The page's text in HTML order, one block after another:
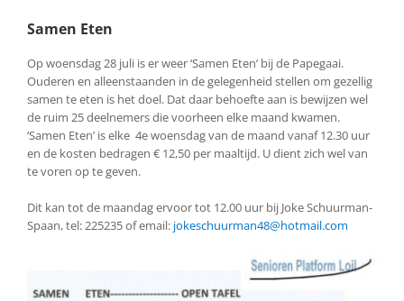
Samen Eten
Op woensdag 28 juli is er weer ‘Samen Eten’ bij de Papegaai.
Ouderen en alleenstaanden in de gelegenheid stellen om gezellig
samen te eten is het doel. Dat daar behoefte aan is bewijzen wel
de ruim 25 deelnemers die voorheen elke maand kwamen.
‘Samen Eten’ is elke 4e woensdag van de maand vanaf 12.30 uur
en de kosten bedragen € 12,50 per maaltijd. U dient zich wel van
te voren op te geven.
Dit kan tot de maandag ervoor tot 12.00 uur bij Joke Schuurman-
Spaan, tel: 225235 of email: jokeschuurman48@hotmail.com